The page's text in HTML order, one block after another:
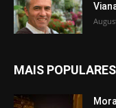
MAIS POPULARES